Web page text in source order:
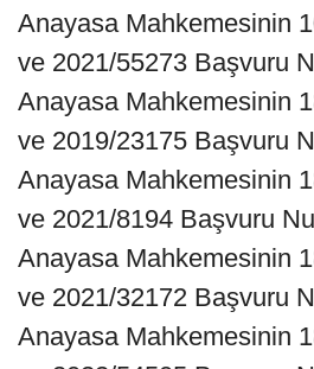
Anayasa Mahkemesinin
ve 2021/55273 Başvuru
Anayasa Mahkemesinin
ve 2019/23175 Başvuru
Anayasa Mahkemesinin
ve 2021/8194 Başvuru
Anayasa Mahkemesinin
ve 2021/32172 Başvuru
Anayasa Mahkemesinin